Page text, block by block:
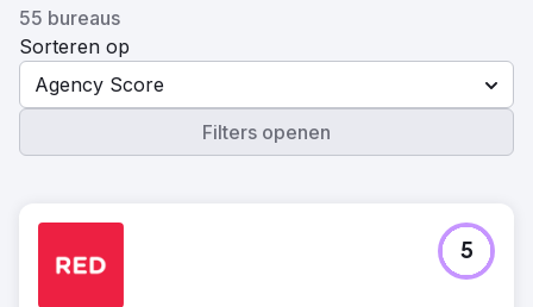
55 bureaus
Sorteren op
Agency Score
Filters openen
5